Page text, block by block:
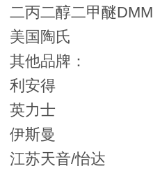
二丙二醇二甲醚DMM
美国陶氏
其他品牌：
利安得
英力士
伊斯曼
江苏天音/怡达